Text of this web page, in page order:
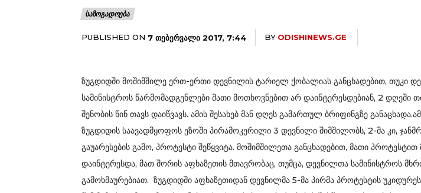
ᲡᲐᲖᲝᲒᲐᲓᲝᲔᲑᲐ
PUBLISHED ON 7 ᲗᲔᲑᲔᲠᲕᲐᲚᲘ 2017, 7:44 BY ODISHINEWS.GE
ზუგდიდში მოშიმშილე ერთ-ერთი დევნილის ტარიელ ქობალიას განცხადებით, თუკი
სამინისტროს წარმომადგენლები მათი მოთხოვნებით არ დაინტერესდებიან, 2 დღეში
შენობის წინ თავს დაიწვავს. ამის შესახებ მან დღეს გამართულ ბრიფინგზე განაცხადა.
ზუგდიდის საავადმყოფოს ეზოში პირამოკერილი 3 დევნილი შიმშილობს, 2-მა კი,
გაუარესების გამო, პროტესტი შეწყვიტა. მოშიმშილეთა განცხადებით, მათი პროტესტით
დაინტერესდა, მათ შორის აფხაზეთის მთავრობაც, თუმცა, დევნილთა სამინისტროს
გამოხმაურებიათ. ზუგდიდში აფხაზეთიდან დევნილმა 5-მა პირმა პროტესტის